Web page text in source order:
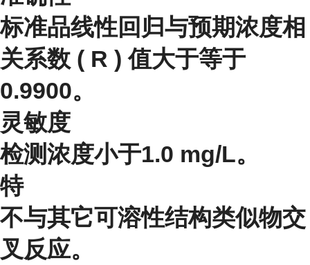
标准品线性回归与预期浓度相
关系数 ( R ) 值大于等于
0.9900。
灵敏度
检测浓度小于1.0 mg/L。
特
不与其它可溶性结构类似物交
叉反应。